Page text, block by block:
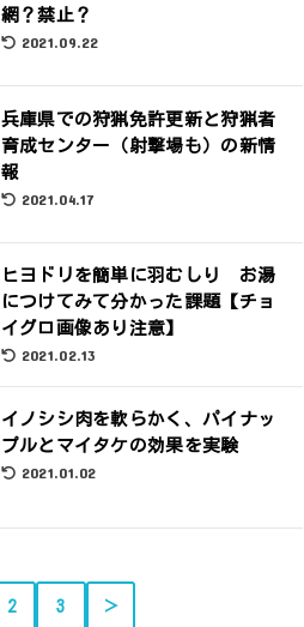
網？禁止？
2021.09.22
兵庫県での狩猟免許更新と狩猟者
育成センター（射撃場も）の新情
報
2021.04.17
ヒヨドリを簡単に羽むしり お湯
につけてみて分かった課題【チョ
イグロ画像あり注意】
2021.02.13
イノシシ肉を軟らかく、パイナッ
プルとマイタケの効果を実験
2021.01.02
2 3 ＞